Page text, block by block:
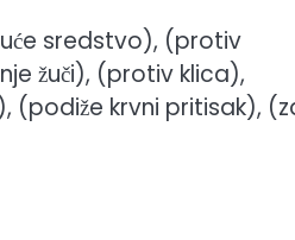
sredstvo), (protiv
žuči), (protiv klica),
(podiže krvni pritisak),